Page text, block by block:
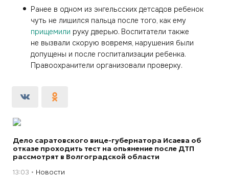
Ранее в одном из энгельсских детсадов ребенок
чуть не лишился пальца после того, как ему
прищемили руку дверью. Воспитатели также
не вызвали скорую вовремя, нарушения были
допущены и после госпитализации ребенка.
Правоохранители организовали проверку.
Дело саратовского вице-губернатора Исаева об
отказе проходить тест на опьянение после ДТП
рассмотрят в Волгоградской области
13:03 Новости